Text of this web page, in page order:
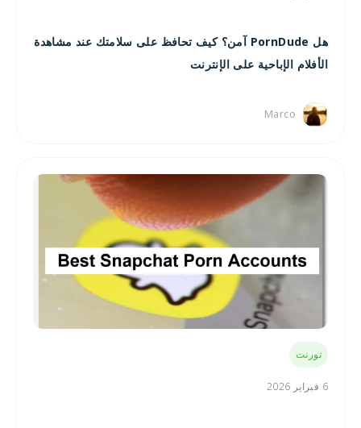
هل PornDude آمن؟ كيف تحافظ على سلامتك عند مشاهدة
الأفلام الإباحية على الإنترنت
Marco
تورنت
6 فبراير 2026